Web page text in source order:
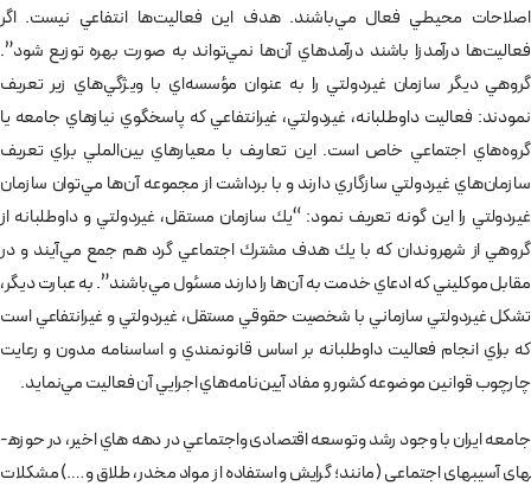
اصلاحات محيطي فعال مي‌باشند. هدف اين فعاليت‌ها انتفاعي نيست. اگر
فعاليت‌ها درآمدزا باشند درآمدهاي آن‌ها نمي‌تواند به صورت بهره توزيع شود”.
گروهي ديگر سازمان غيردولتي را به عنوان مؤسسه‌اي با ويژگي‌هاي زير تعريف
نمودند:‌ فعاليت داوطلبانه،‌ غيردولتي، غيرانتفاعي كه پاسخگوي نيازهاي جامعه يا
گروه‌هاي اجتماعي خاص است. اين تعاريف با معيارهاي بين‌الملي براي تعريف
سازمان‌هاي غيردولتي سازگاري دارند و با برداشت از مجموعه آن‌ها مي‌توان سازمان
غيردولتي را اين گونه تعريف نمود: “يك سازمان مستقل، غيردولتي و داوطلبانه از
گروهي از شهروندان كه با يك هدف مشترك اجتماعي گرد هم جمع مي‌آيند و در
مقابل موكليني كه ادعاي خدمت به‌ آن‌ها را دارند مسئول مي‌باشند”. به عبارت ديگر،
تشكل غيردولتي سازماني با شخصيت حقوقي مستقل، غيردولتي و غيرانتفاعي است
كه براي انجام فعاليت داوطلبانه بر اساس قانونمندي و اساسنامه مدون و رعايت
چارچوب قوانين موضوعه كشور و مفاد آيين‌نامه‌هاي اجرايي آن فعاليت مي‌نمايد.
جامعه ایران با وجود رشد وتوسعه اقتصادی واجتماعي در دهه هاي اخير، در حوزه­
های آسیب­های اجتماعی (مانند؛ گرايش واستفاده از مواد مخدر، طلاق و….) مشکلات